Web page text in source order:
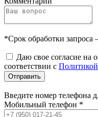
*Срок обработки
Даю свое согласие на
соответствии с
Отправить
Введите номер телефона
Мобильный телефон *